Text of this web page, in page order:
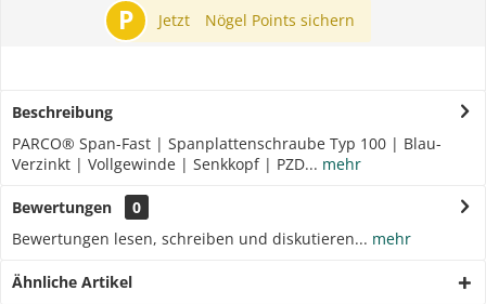
P Jetzt Nögel Points sichern
Beschreibung
PARCO® Span-Fast | Spanplattenschraube Typ 100 | Blau-
Verzinkt | Vollgewinde | Senkkopf | PZD... mehr
Bewertungen
0
Bewertungen lesen, schreiben und diskutieren... mehr
Ähnliche Artikel